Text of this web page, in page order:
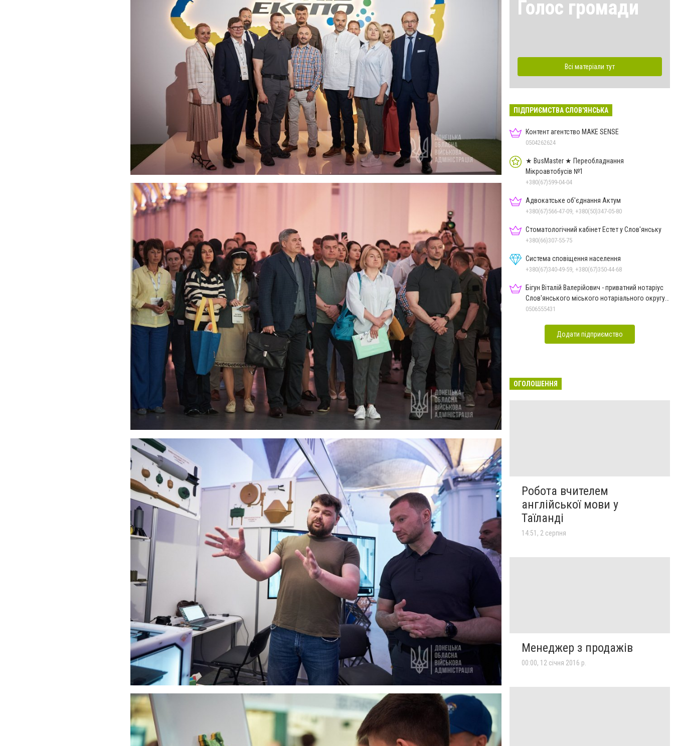
Голос громади
Всі матеріали тут
ПІДПРИЄМСТВА СЛОВ'ЯНСЬКА
Контент агентство MAKE SENSE
0504262624
★ BusMaster ★ Переобладнання
Мікроавтобусів №1
+380(67)599-04-04
Адвокатське об'єднання Актум
+380(67)566-47-09, +380(50)347-05-80
Стоматологічний кабінет Естет у Слов'янську
+380(66)307-55-75
Система сповіщення населення
+380(67)340-49-59, +380(67)350-44-68
Бігун Віталій Валерійович - приватний нотаріус
Слов'янського міського нотаріального округу
Дон.обл.
0506555431
Додати підприємство
ОГОЛОШЕННЯ
Робота вчителем
англійської мови у
Таїланді
14:51, 2 серпня
Менеджер з продажів
00:00, 12 січня 2016 р.